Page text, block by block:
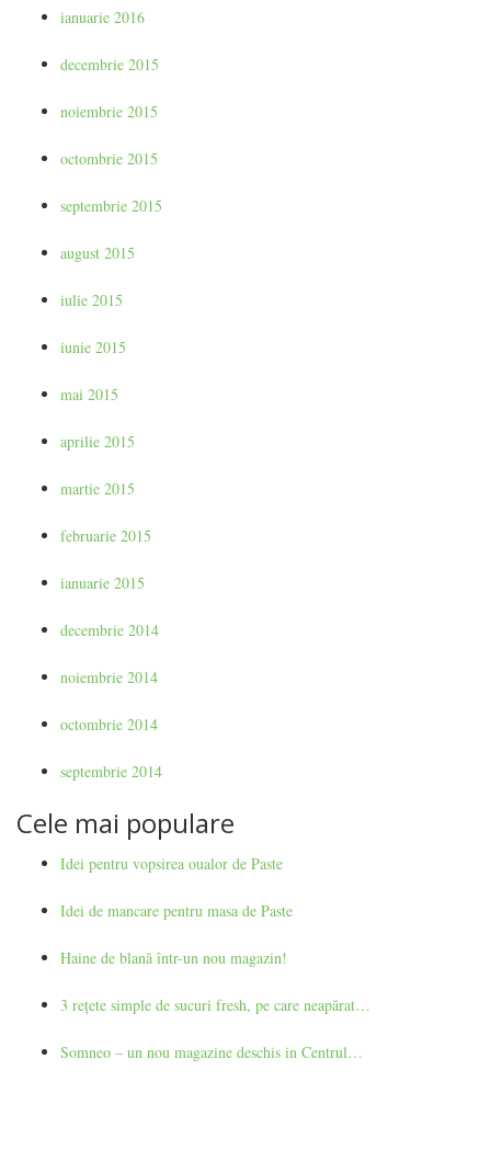
ianuarie 2016
decembrie 2015
noiembrie 2015
octombrie 2015
septembrie 2015
august 2015
iulie 2015
iunie 2015
mai 2015
aprilie 2015
martie 2015
februarie 2015
ianuarie 2015
decembrie 2014
noiembrie 2014
octombrie 2014
septembrie 2014
Cele mai populare
Idei pentru vopsirea oualor de Paste
Idei de mancare pentru masa de Paste
Haine de blană într-un nou magazin!
3 rețete simple de sucuri fresh, pe care neapărat…
Somneo – un nou magazine deschis in Centrul…